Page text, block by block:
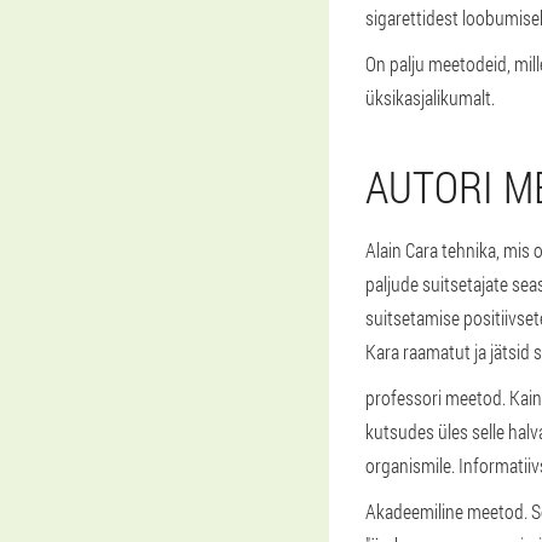
sigarettidest
On palju meetodeid,
üksikasjalikumalt.
AUTORI
Alain Cara tehnika,
paljude suitsetajate
suitsetamise
Kara raamatut ja jätsid
professori meetod.
kutsudes üles selle
organismile.
Akadeemiline meetod.